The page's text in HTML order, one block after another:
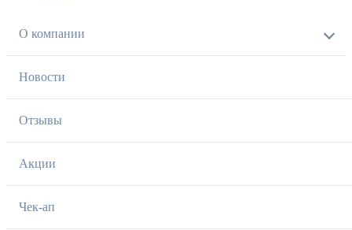
О компании
Новости
Отзывы
Акции
Чек-ап